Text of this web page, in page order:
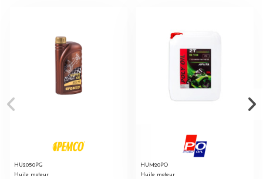
HU2050PG
Huile moteur
HUM20PO
Huile moteur